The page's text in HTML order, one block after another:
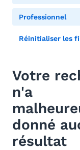
Professionnel
Réinitialiser les
Votre
n'a
donné
résultat